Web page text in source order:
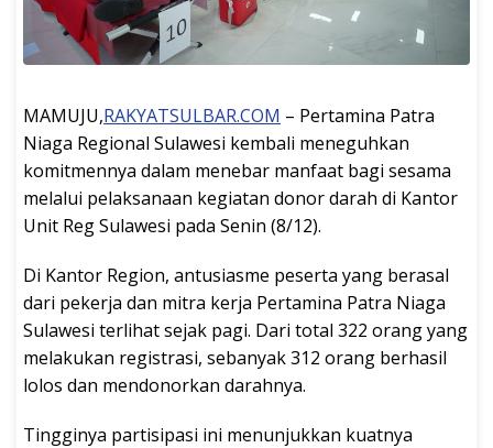
MAMUJU,RAKYATSULBAR.COM – Pertamina Patra
Niaga Regional Sulawesi kembali meneguhkan
komitmennya dalam menebar manfaat bagi sesama
melalui pelaksanaan kegiatan donor darah di Kantor
Unit Reg Sulawesi pada Senin (8/12).
Di Kantor Region, antusiasme peserta yang berasal
dari pekerja dan mitra kerja Pertamina Patra Niaga
Sulawesi terlihat sejak pagi. Dari total 322 orang yang
melakukan registrasi, sebanyak 312 orang berhasil
lolos dan mendonorkan darahnya.
Tingginya partisipasi ini menunjukkan kuatnya